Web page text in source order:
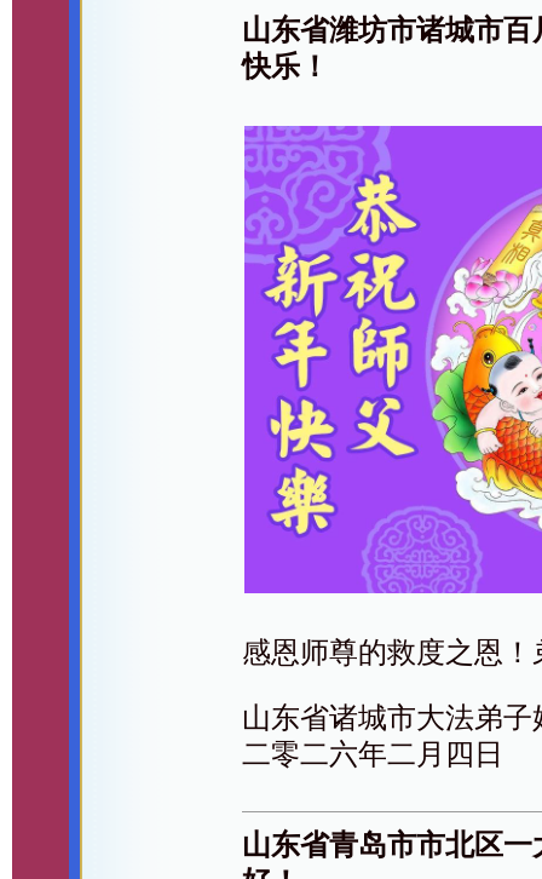
山东省潍坊市诸城市
快乐！
感恩师尊的救度之恩
山东省诸城市大法弟子
二零二六年二月四日
山东省青岛市市北区